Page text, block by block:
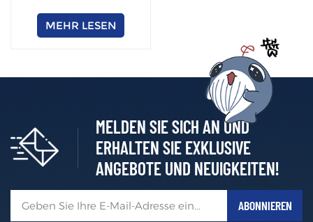
MEHR LESEN
MELDEN SIE SICH AN UND
ERHALTEN SIE EXKLUSIVE
ANGEBOTE UND NEUIGKEITEN!